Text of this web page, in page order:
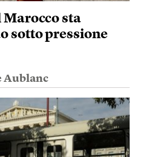
Marocco sta
sotto pressione
Aublanc